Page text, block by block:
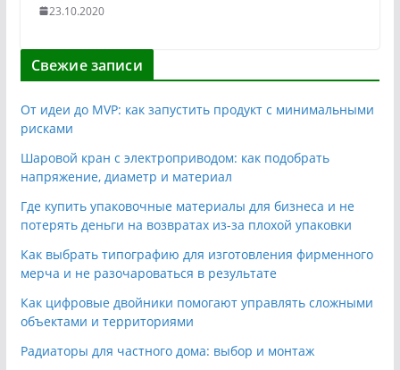
23.10.2020
Свежие записи
От идеи до MVP: как запустить продукт с минимальными
рисками
Шаровой кран с электроприводом: как подобрать
напряжение, диаметр и материал
Где купить упаковочные материалы для бизнеса и не
потерять деньги на возвратах из-за плохой упаковки
Как выбрать типографию для изготовления фирменного
мерча и не разочароваться в результате
Как цифровые двойники помогают управлять сложными
объектами и территориями
Радиаторы для частного дома: выбор и монтаж